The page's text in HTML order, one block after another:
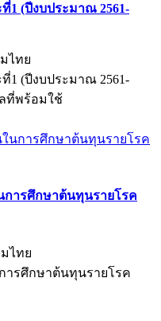
1 (ปีงบประมาณ 2561-
ไทย
1 (ปีงบประมาณ 2561-
ที่พร้อมใช้
ารศึกษาต้นทุนรายโรค
ไทย
รศึกษาต้นทุนรายโรค